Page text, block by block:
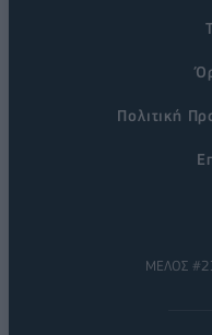
Πολιτική
ΜΕΛΟΣ